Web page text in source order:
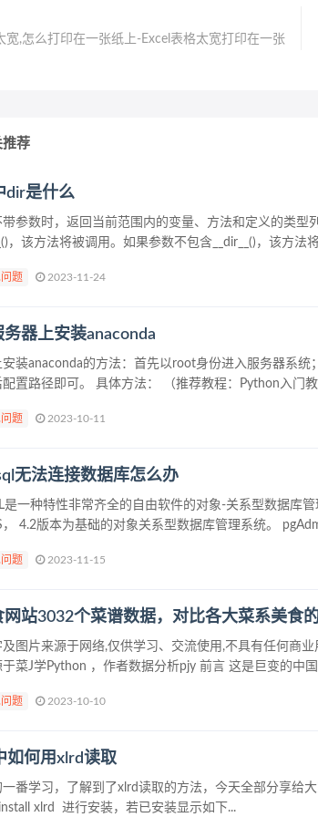
宽,怎么打印在一张纸上-Excel表格太宽打印在一张
推荐
dir是什么
带参数时，返回当前范围内的变量、方法和定义的类
，该方法将被调用。如果参数不包含__dir__()，该方法
题 2023-11-24
务器上安装anaconda
装anaconda的方法：首先以root身份进入服务器系
置路径即可。 具体方法： （推荐教程：Python入门
题 2023-10-11
无法连接数据库怎么办
是一种特性非常齐全的自由软件的对象-关系型数据库
， 4.2版本为基础的对象关系型数据库管理系统。
题 2023-11-15
网站3032个菜谱数据，对比各大菜系美食
图片来源于网络,仅供学习、交流使用,不具有任何商
于菜J学Python ，作者数据分析pjy 前言 这是巨变的中
题 2023-10-10
如何用xlrd读取
番学习，了解到了xlrd读取的方法，今天全部分享给
xlrd 进行安装，若已安装显示如下...